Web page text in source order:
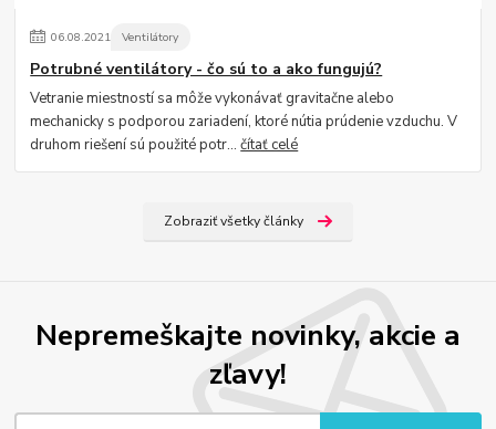
06.08.2021 Ventilátory
Potrubné ventilátory - čo sú to a ako fungujú?
Vetranie miestností sa môže vykonávať gravitačne alebo
mechanicky s podporou zariadení, ktoré nútia prúdenie vzduchu. V
druhom riešení sú použité potr...čítať celé
Zobraziť všetky články
Nepremeškajte novinky, akcie a
zľavy!